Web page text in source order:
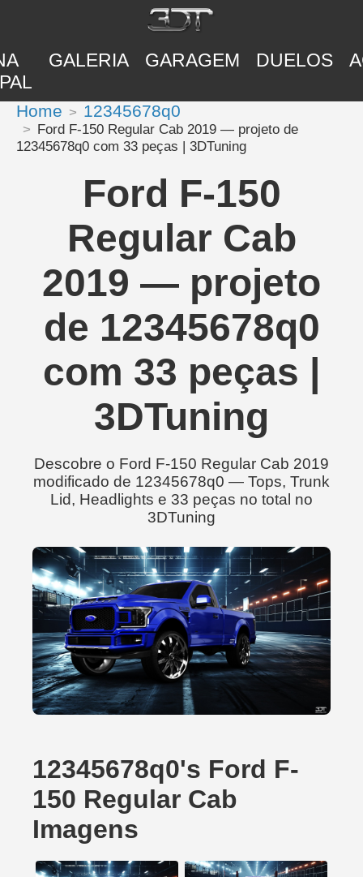
GALERIA GARAGEM DUELOS
Home 12345678q0
Ford F-150 Regular Cab 2019 — projeto de
12345678q0 com 33 peças | 3DTuning
Ford F-150
Regular Cab
2019 — projeto
de 12345678q0
com 33 peças |
3DTuning
Descobre o Ford F-150 Regular Cab 2019
modificado de 12345678q0 — Tops, Trunk
Lid, Headlights e 33 peças no total no
3DTuning
12345678q0's Ford F-
150 Regular Cab
Imagens